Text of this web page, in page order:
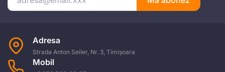
Adresa
Strada Anton Seiler, Nr. 3, Timișoara
Mobil